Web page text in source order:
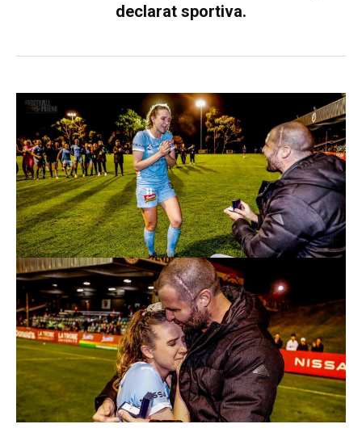
declarat sportiva.